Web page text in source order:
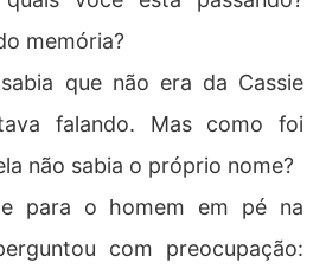
memória?
que não era da Cassie
falando. Mas como foi
não sabia o próprio nome?
para o homem em pé na
com preocupação: